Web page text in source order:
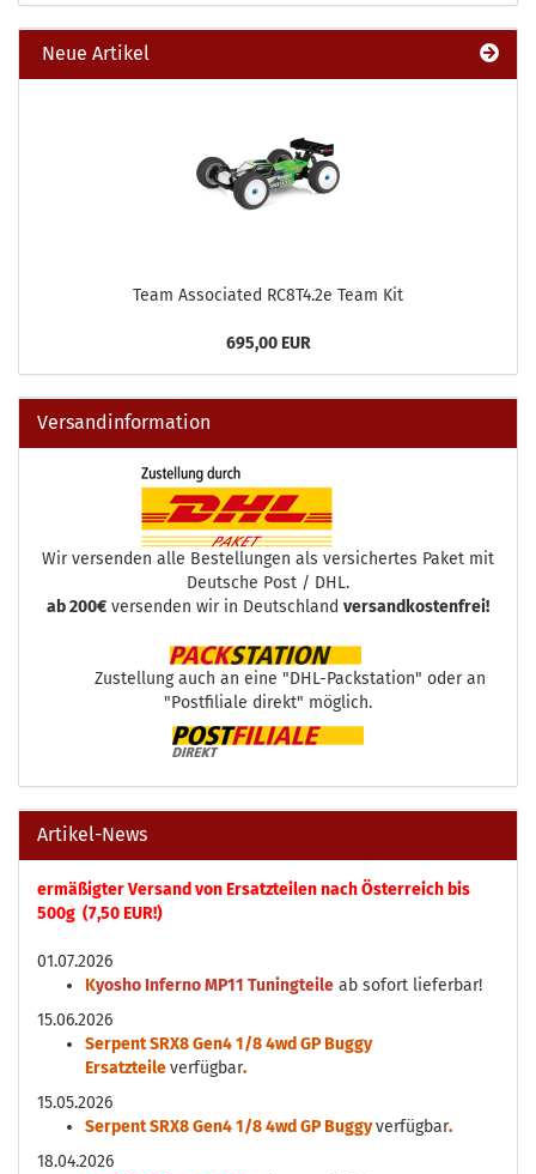
Neue Artikel
Team Associated RC8T4.2e Team Kit
695,00 EUR
Versandinformation
Wir versenden alle Bestellungen als versichertes Paket mit
Deutsche Post / DHL.
ab 200€ versenden wir in Deutschland versandkostenfrei!
Zustellung auch an eine "DHL-Packstation" oder an
"Postfiliale direkt" möglich.
Artikel-News
ermäßigter Versand von Ersatzteilen nach Österreich bis
500g (7,50 EUR!)
01.07.2026
Kyosho Inferno MP11 Tuningteile ab sofort lieferbar!
15.06.2026
Serpent SRX8 Gen4 1/8 4wd GP Buggy
Ersatzteileverfügbar.
15.05.2026
Serpent SRX8 Gen4 1/8 4wd GP Buggyverfügbar.
18.04.2026